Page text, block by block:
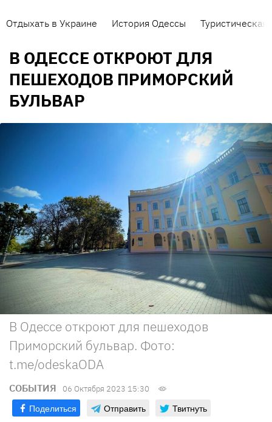
Отдыхать в Украине История Одессы Туристическая
В ОДЕССЕ ОТКРОЮТ ДЛЯ
ПЕШЕХОДОВ ПРИМОРСКИЙ
БУЛЬВАР
В Одессе откроют для пешеходов
Приморский бульвар. Фото:
t.me/odeskaODA
СОБЫТИЯ 06 Октября 2023 15:30
Поделиться Отправить Твитнуть